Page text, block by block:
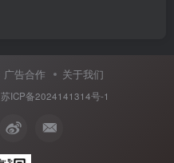
广告合作 关于我们
苏ICP备2024141314号-1